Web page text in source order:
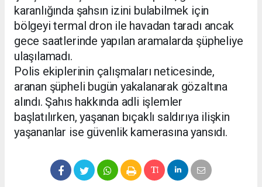
karanlığında şahsın izini bulabilmek için
bölgeyi termal dron ile havadan taradı ancak
gece saatlerinde yapılan aramalarda şüpheliye
ulaşılamadı.
Polis ekiplerinin çalışmaları neticesinde,
aranan şüpheli bugün yakalanarak gözaltına
alındı. Şahıs hakkında adli işlemler
başlatılırken, yaşanan bıçaklı saldırıya ilişkin
yaşananlar ise güvenlik kamerasına yansıdı.